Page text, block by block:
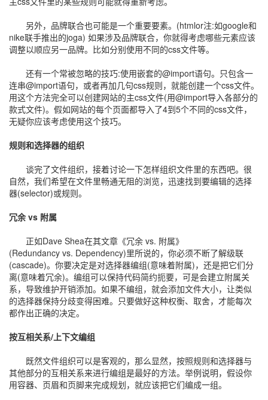
另外，品牌联合也可能是一个重要要素。(htmlor注:如google和
nike联手推出的joga) 如果涉及品牌联合，你就得考虑哪些元素应该
调整以顺应另一品牌。比如分别使用不同的css文件等。
还有一个常被忽略的技巧:使用嵌套的@import语句。只包含一
连串@import语句，或者再加几句css规则，就能创建一个css文件。
用这个方法完全可以创建网站的主css文件(用@import导入各部分的
款式文件)。假如网站的每个页面都导入了4到5个不同的css文件，
无疑你应该考虑使用这个技巧。
规则和选择器的组织
谈完了文件组织，接着讨论一下怎样组织文件里的东西吧。很
自然，我们希望在文件里畅通无阻的浏览，迅速找到要编辑的选择
器(selector)或规则。
冗余 vs 附属
正如Dave Shea在其文章《冗余 vs. 附属》
(Redundancy vs. Dependency)里所说的，你必须不断了解级联
(cascade)。你要决定是对选择器编组(意味着附属)，还是把它们分
离(意味着冗余)。编组可以保持代码简约扼要，可是会建立附属关
系，导致维护开销添加。如果不编组，就会添加文件大小，让类似
的选择器保持分歧变得困难。只要做好这种权衡、取舍，才能每次
都作出正确的决定。
按互相关系/上下文编组
既然文件组织可以是客观的，那么显然，按照规则和选择器与
其他部分的互相关系来进行编组是最好的方法。举例说明，假设你
用容器、页眉和页脚来完成规划，就应该把它们编成一组。